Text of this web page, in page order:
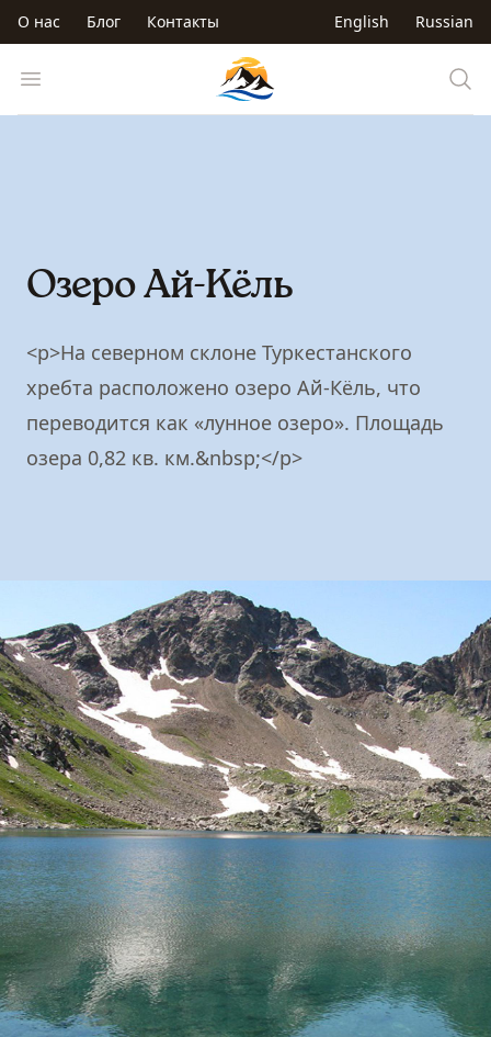
Перейти к основному содержанию
О нас Блог Контакты English Russian
Open menu Trip to Kyrgyzstan
Озеро Ай-Кёль
<p>На северном склоне Туркестанского
хребта расположено озеро Ай-Кёль, что
переводится как «лунное озеро». Площадь
озера 0,82 кв. км.&nbsp;</p>